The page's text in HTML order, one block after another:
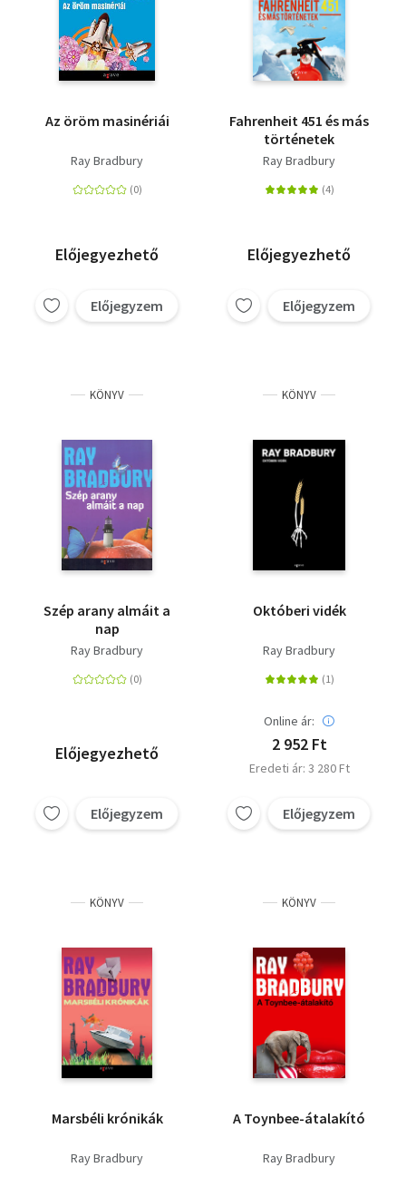
Az öröm masinériái
Ray Bradbury
Előjegyezhető
Előjegyzem
Fahrenheit 451 és más
történetek
Ray Bradbury
Előjegyezhető
Előjegyzem
KÖNYV
Szép arany almáit a
nap
Ray Bradbury
Előjegyezhető
Előjegyzem
KÖNYV
Októberi vidék
Ray Bradbury
Online ár:
2 952 Ft
Eredeti ár: 3 280 Ft
Előjegyzem
KÖNYV
Marsbéli krónikák
Ray Bradbury
KÖNYV
A Toynbee-átalakító
Ray Bradbury